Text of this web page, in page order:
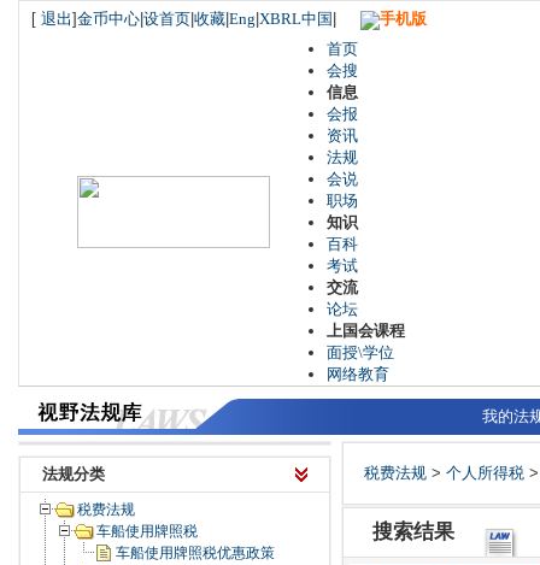
[ 退出]金币中心 设首页 收藏 Eng XBRL中国
手机版
首页
会搜
信息
会报
资讯
法规
会说
职场
知识
百科
考试
交流
论坛
上国会课程
面授\学位
网络教育
我的法
法规分类
税费法规
车船使用牌照税
车船使用牌照税优惠政策
税费法规 > 个人所得税 >
搜索结果